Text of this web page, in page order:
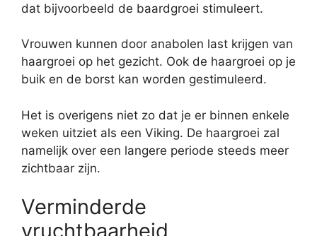
dat bijvoorbeeld de baardgroei stimuleert.
Vrouwen kunnen door anabolen last krijgen van
haargroei op het gezicht. Ook de haargroei op je
buik en de borst kan worden gestimuleerd.
Het is overigens niet zo dat je er binnen enkele
weken uitziet als een Viking. De haargroei zal
namelijk over een langere periode steeds meer
zichtbaar zijn.
Verminderde
vruchtbaarheid